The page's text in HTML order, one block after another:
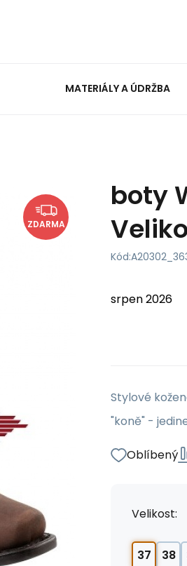
MATERIÁLY A ÚDRŽBA
ZDARMA
boty
Kód:
srpen 2026
Stylové
"koně" -
Oblíbený
Velikost:
37 38